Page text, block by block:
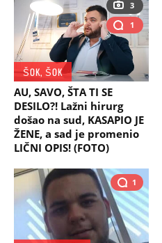
3
1
ŠOK, ŠOK
AU, SAVO, ŠTA TI SE
DESILO?! Lažni hirurg
došao na sud, KASAPIO JE
ŽENE, a sad je promenio
LIČNI OPIS! (FOTO)
1